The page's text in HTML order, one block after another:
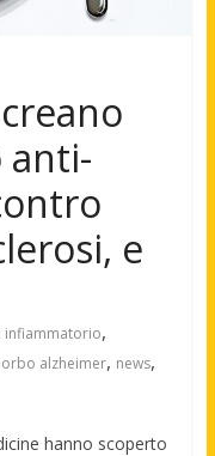
anti-
e
infiammatorio,
alzheimer, news,
hanno scoperto